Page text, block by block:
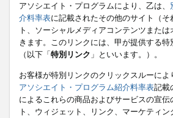
アソシエイト・プログラムにより、乙は、
介料率表に記載されたその他のサイト（そ
ト、ソーシャルメディアコンテンツまた
きます。このリンクには、甲が提供する特
（以下「特別リンク 」といいます。）。
お客様が特別リンクのクリックスルーに
アソシエイト・プログラム紹介料率表記載
によるこれらの商品およびサービスの宣
ト、ウィジェット、リンク、マーケティ